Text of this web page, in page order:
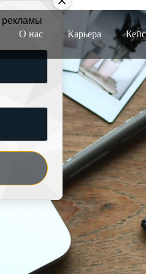
О нас Карьера
рекламы